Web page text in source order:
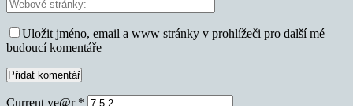
Uložit jméno, email a www stránky v prohlížeči pro další mé
budoucí komentáře
Current ye@r *